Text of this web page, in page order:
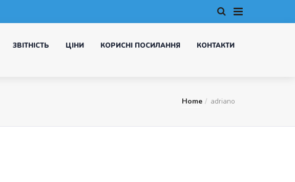
ЗВІТНІСТЬ ЦІНИ КОРИСНІ ПОСИЛАННЯ КОНТАКТИ
Home adriano